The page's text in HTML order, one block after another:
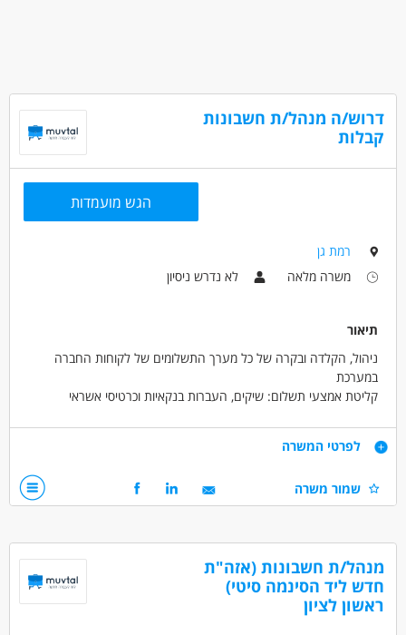
משרה מלאה
משרה חלקית
עבודה לפי שעות
המגזר החרדי
בני 40 פלוס
דרוש/ה מנהל/ת חשבונות
קבלות
הגש מועמדות
רמת גן
משרה מלאה
לא נדרש ניסיון
תיאור
ניהול, הקלדה ובקרה של כל מערך התשלומים של לקוחות החברה
במערכת
קליטת אמצעי תשלום: שיקים, העברות בנקאיות וכרטיסי אשראי
ביצוע התאמות בנק והתאמות כרטיסי אשראי
תיוק מסמכים ושמירה על סדר וארגון
מענה טלפוני ותקשורת שוטפת עם גורמים פנים וחוץ ארגוניים
דרישות
ניסיון קודם בתחום – יתרון
דרושים בתחום
חשבונאות וכספים - מנהל/ת חשבונות
לפרטי המשרה
שמור משרה
מנהל/ת חשבונות (אזה"ת
חדש ליד הסינמה סיטי)
ראשון לציון